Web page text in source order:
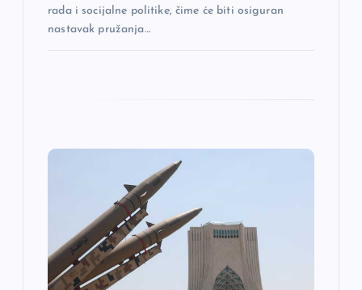
rada i socijalne politike, čime će biti osiguran
nastavak pružanja…